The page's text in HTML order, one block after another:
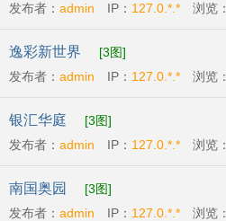
发布者： admin IP： 127.0.*.* 浏览：
间:2011-04-01
逸彩新世界
[3图]
发布者： admin IP： 127.0.*.* 浏览：
间:2011-04-16
银汇华庭
[3图]
发布者： admin IP： 127.0.*.* 浏览：
04-09
南国奥园
[3图]
发布者： admin IP： 127.0.*.* 浏览：